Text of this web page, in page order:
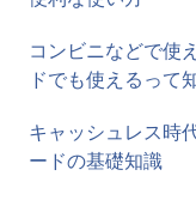
コンビニなどで使
ドでも使えるって
キャッシュレス時
ードの基礎知識